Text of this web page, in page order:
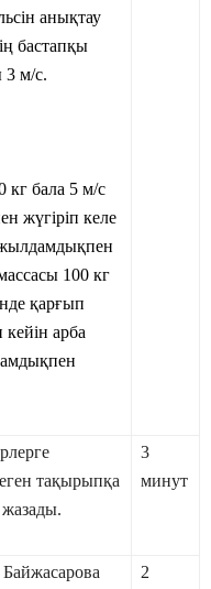
анықтау
бастапқы
м/с.
кг бала 5 м/с
жүгіріп келе
100 кг
қарғып
арба
тақырыпқа
жазады.
3
минут
2